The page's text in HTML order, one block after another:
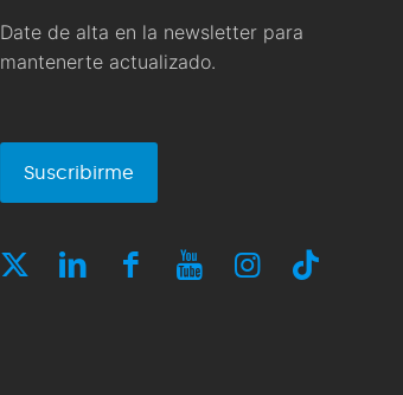
Date de alta en la newsletter para
mantenerte actualizado.
Suscribirme